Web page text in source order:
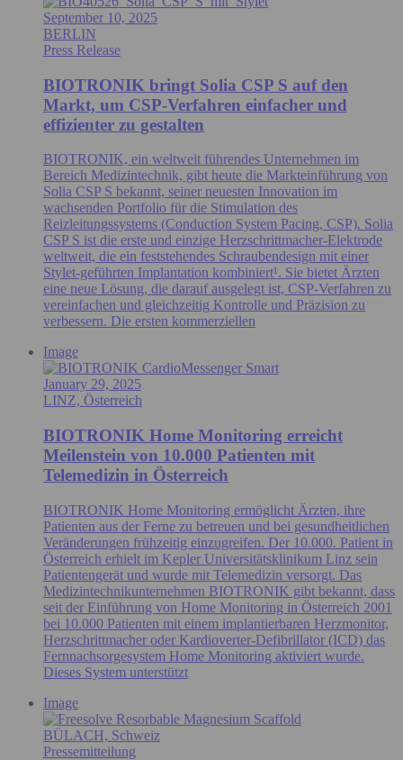
September 10, 2025
BERLIN
Press Release
BIOTRONIK bringt Solia CSP S auf den
Markt, um CSP-Verfahren einfacher und
effizienter zu gestalten
BIOTRONIK, ein weltweit führendes Unternehmen im
Bereich Medizintechnik, gibt heute die Markteinführung von
Solia CSP S bekannt, seiner neuesten Innovation im
wachsenden Portfolio für die Stimulation des
Reizleitungssystems (Conduction System Pacing, CSP). Solia
CSP S ist die erste und einzige Herzschrittmacher-Elektrode
weltweit, die ein feststehendes Schraubendesign mit einer
Stylet-geführten Implantation kombiniert¹. Sie bietet Ärzten
eine neue Lösung, die darauf ausgelegt ist, CSP-Verfahren zu
vereinfachen und gleichzeitig Kontrolle und Präzision zu
verbessern. Die ersten kommerziellen
Image
January 29, 2025
LINZ, Österreich
BIOTRONIK Home Monitoring erreicht
Meilenstein von 10.000 Patienten mit
Telemedizin in Österreich
BIOTRONIK Home Monitoring ermöglicht Ärzten, ihre
Patienten aus der Ferne zu betreuen und bei gesundheitlichen
Veränderungen frühzeitig einzugreifen. Der 10.000. Patient in
Österreich erhielt im Kepler Universitätsklinikum Linz sein
Patientengerät und wurde mit Telemedizin versorgt. Das
Medizintechnikunternehmen BIOTRONIK gibt bekannt, dass
seit der Einführung von Home Monitoring in Österreich 2001
bei 10.000 Patienten mit einem implantierbaren Herzmonitor,
Herzschrittmacher oder Kardioverter-Defibrillator (ICD) das
Fernnachsorgesystem Home Monitoring aktiviert wurde.
Dieses System unterstützt
Image
BÜLACH, Schweiz
Pressemitteilung